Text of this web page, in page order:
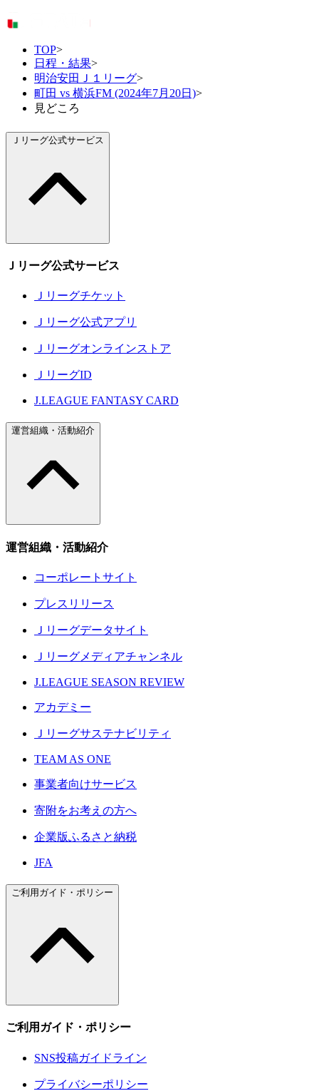
TOP>
日程・結果>
明治安田Ｊ１リーグ>
町田 vs 横浜FM (2024年7月20日)>
見どころ
Ｊリーグ公式サービス
Ｊリーグ公式サービス
Ｊリーグチケット
Ｊリーグ公式アプリ
Ｊリーグオンラインストア
ＪリーグID
J.LEAGUE FANTASY CARD
運営組織・活動紹介
運営組織・活動紹介
コーポレートサイト
プレスリリース
Ｊリーグデータサイト
Ｊリーグメディアチャンネル
J.LEAGUE SEASON REVIEW
アカデミー
Ｊリーグサステナビリティ
TEAM AS ONE
事業者向けサービス
寄附をお考えの方へ
企業版ふるさと納税
JFA
ご利用ガイド・ポリシー
ご利用ガイド・ポリシー
SNS投稿ガイドライン
プライバシーポリシー